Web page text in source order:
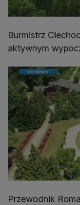
Burmistrz
aktywnym
Przewodnik